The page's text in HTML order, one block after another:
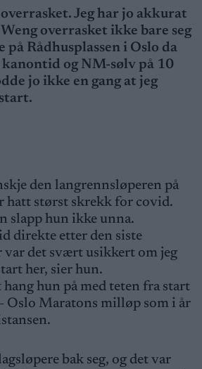
Jeg har jo akkurat
overrasket ikke bare seg
på Rådhusplassen i Oslo da
og NM-sølv på 10
jo ikke en gang at jeg
den langrennsløperen på
hatt størst skrekk for covid.
slapp hun ikke unna.
direkte etter den siste
var det svært usikkert om jeg
her, sier hun.
hun på med teten fra start
Oslo Maratons milløp som i år
bak seg, og det var